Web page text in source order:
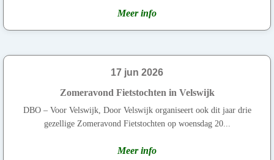
Meer info
17 jun 2026
Zomeravond Fietstochten in Velswijk
DBO – Voor Velswijk, Door Velswijk organiseert ook dit jaar drie
gezellige Zomeravond Fietstochten op woensdag 20...
Meer info